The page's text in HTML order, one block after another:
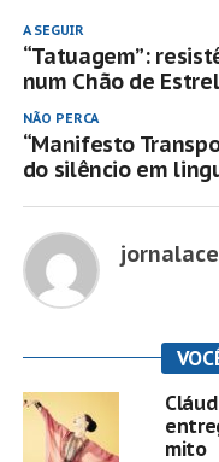
A SEGUIR
“Tatuagem”:
num Chão de
NÃO PERCA
“Manifesto
do silêncio em
mito